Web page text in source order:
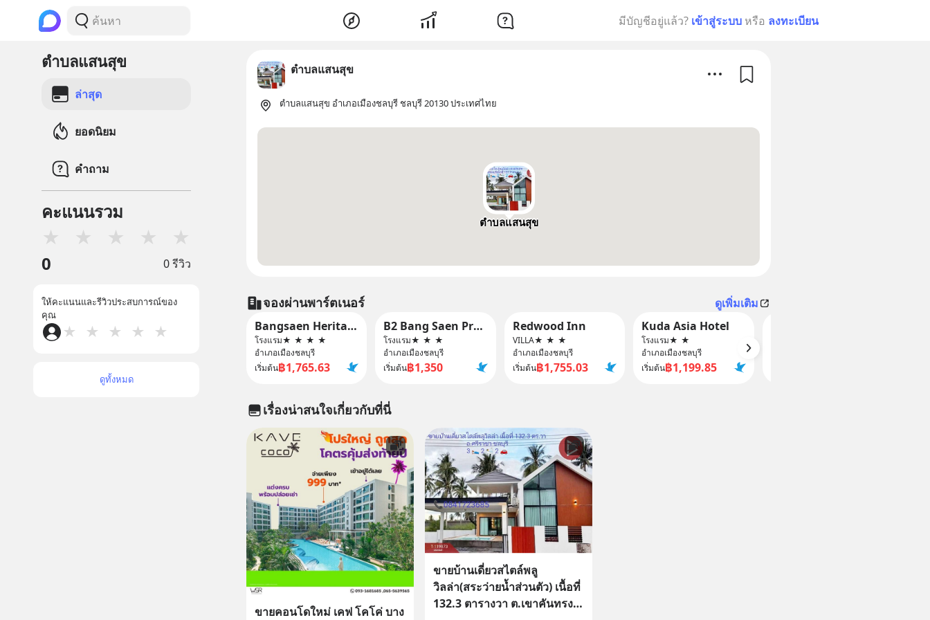
มีบัญชีอยู่แล้ว? เข้าสู่ระบบ หรือ ลงทะเบียน
ตำบลแสนสุข
ล่าสุด
ยอดนิยม
คำถาม
คะแนนรวม
★ ★ ★ ★ ★
0 0 รีวิว
ให้คะแนนและรีวิวประสบการณ์ของ
คุณ
★ ★ ★ ★ ★
ดูทั้งหมด
ตำบลแสนสุข
ตำบลแสนสุข อำเภอเมืองชลบุรี ชลบุรี 20130 ประเทศไทย
ตำบลแสนสุข
จองผ่านพาร์ตเนอร์
ดูเพิ่มเติม
Bangsaen Heritage Hotel
โรงแรม★ ★ ★ ★
อำเภอเมืองชลบุรี
เริ่มต้น฿1,765.63
B2 Bang Saen Premier Hotel
โรงแรม★ ★ ★
อำเภอเมืองชลบุรี
เริ่มต้น฿1,350
Redwood Inn
VILLA★ ★ ★
อำเภอเมืองชลบุรี
เริ่มต้น฿1,755.03
Kuda Asia Hotel
โรงแรม★ ★
อำเภอเมืองชลบุรี
เริ่มต้น฿1,199.85
เรื่องน่าสนใจเกี่ยวกับที่นี่
ขายคอนโดใหม่ เคฟ โคโค่ บาง
ขายบ้านเดี่ยวสไตล์พลู
วิลล่า(สระว่ายน้ำส่วนตัว) เนื้อที่
132.3 ตารางวา ต.เขาคันทรง